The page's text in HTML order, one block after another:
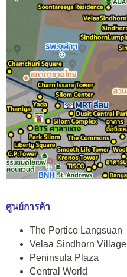
ศูนย์การค้า
The Portico Langsuan
Velaa Sindhorn Village
Peninsula Plaza
Central World